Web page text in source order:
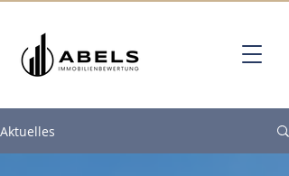
Aktuelles